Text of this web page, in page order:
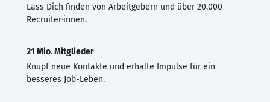
Lass Dich finden von Arbeitgebern und über 20.000
Recruiter·innen.
21 Mio. Mitglieder
Knüpf neue Kontakte und erhalte Impulse für ein
besseres Job-Leben.